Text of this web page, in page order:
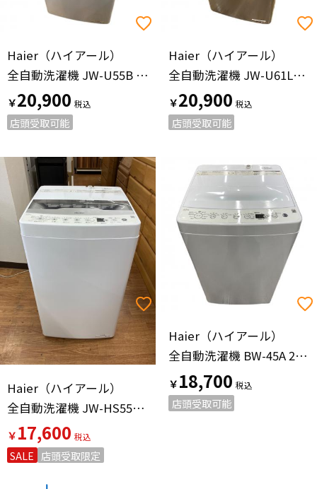
Haier（ハイアール）
全自動洗濯機 JW-U55B 2024年製
￥20,900
店頭受取可能
Haier（ハイアール）
全自動洗濯機 JW-U61LK 2024年製 313
￥20,900
店頭受取可能
Haier（ハイアール）
全自動洗濯機 JW-HS55C 2024年製
￥17,600
SALE 店頭受取限定
Haier（ハイアール）
全自動洗濯機 BW-45A 2024年製
￥18,700
店頭受取可能